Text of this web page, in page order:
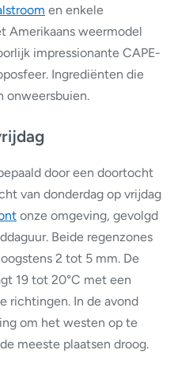
en enkele
Amerikaans weermodel
impressionante CAPE-
Ingrediënten die
onweersbuien.
door een doortocht
van donderdag op vrijdag
onze omgeving, gevolgd
Beide regenzones
2 tot 5 mm. De
19 tot 20°C met een
richtingen. In de avond
om het westen op te
meeste plaatsen droog.